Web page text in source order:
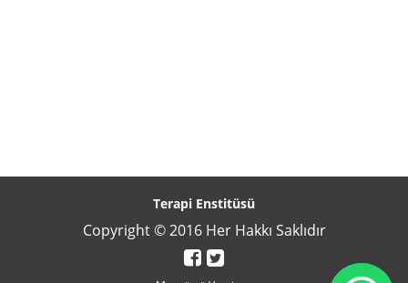
Terapi Enstitüsü
Copyright © 2016 Her Hakkı Saklıdır